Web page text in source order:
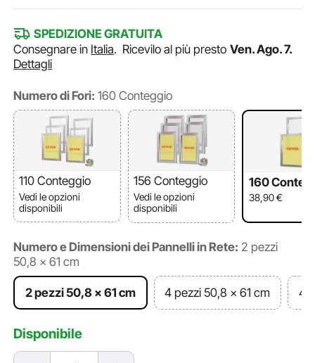
SPEDIZIONE GRATUITA
Consegnare in Italia. Ricevilo al più presto Ven. Ago. 7.
Dettagli
Numero di Fori: 160 Conteggio
110 Conteggio
Vedi le opzioni
disponibili
156 Conteggio
Vedi le opzioni
disponibili
160
38,90 €
Numero e Dimensioni dei Pannelli in Rete: 2 pezzi
50,8 x 61 cm
2 pezzi 50,8 x 61 cm 4 pezzi 50,8 x 61 cm 4
Disponibile